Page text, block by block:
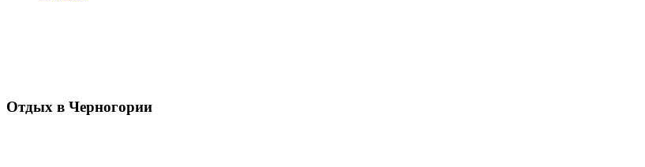
Отдых в Черногории